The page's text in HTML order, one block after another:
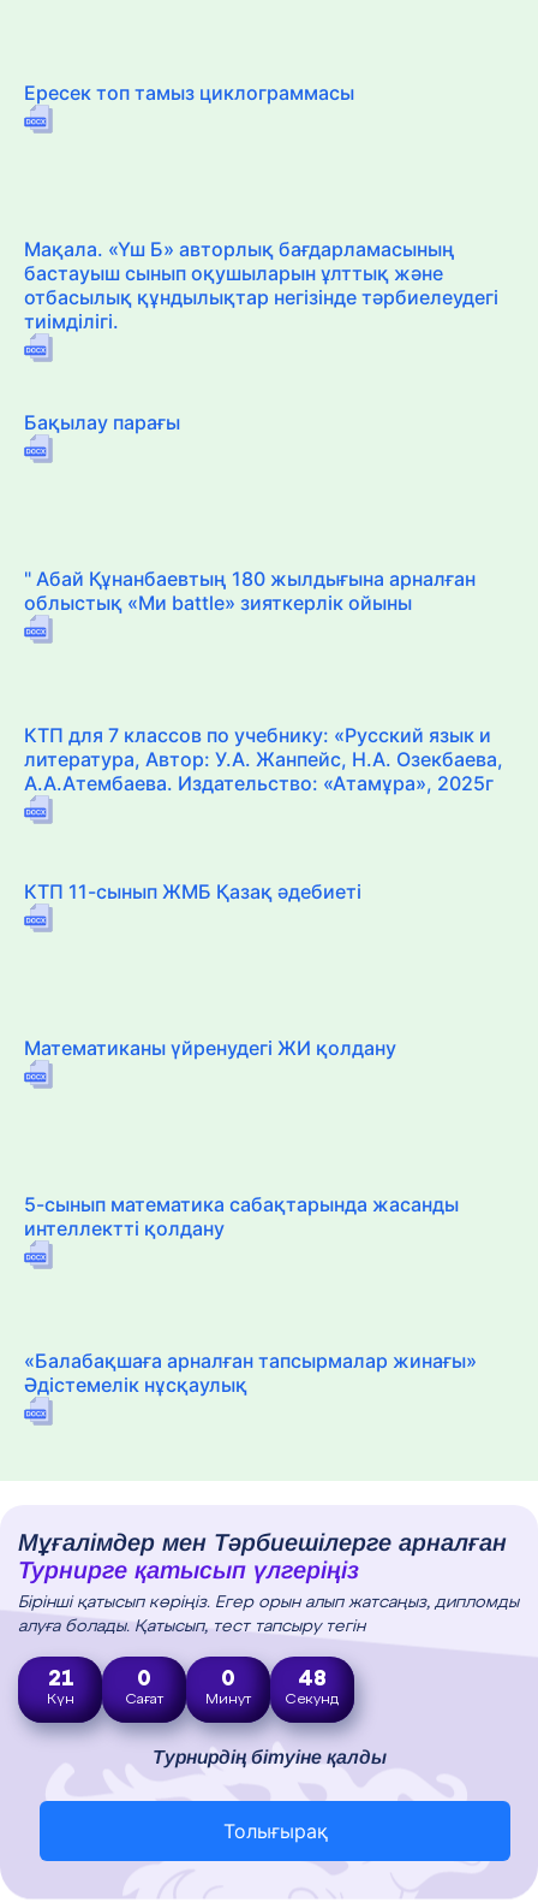
Ересек топ тамыз циклограммасы
Мақала. «Үш Б» авторлық бағдарламасының
бастауыш сынып оқушыларын ұлттық және
отбасылық құндылықтар негізінде тәрбиелеудегі
тиімділігі.
Бақылау парағы
" Абай Құнанбаевтың 180 жылдығына арналған
облыстық «Ми battle» зияткерлік ойыны
КТП для 7 классов по учебнику: «Русский язык и
литература, Автор: У.А. Жанпейс, Н.А. Озекбаева,
А.А.Атембаева. Издательство: «Атамұра», 2025г
КТП 11-сынып ЖМБ Қазақ әдебиеті
Математиканы үйренудегі ЖИ қолдану
5-сынып математика сабақтарында жасанды
интеллектті қолдану
«Балабақшаға арналған тапсырмалар жинағы»
Әдістемелік нұсқаулық
Мұғалімдер мен Тәрбиешілерге арналған
Турнирге қатысып үлгеріңіз
Бірінші қатысып көріңіз. Егер орын алып жатсаңыз, дипломды
алуға болады. Қатысып, тест тапсыру тегін
21
Күн
0
Сағат
0
Минут
47
Секунд
Турнирдің бітуіне қалды
Толығырақ